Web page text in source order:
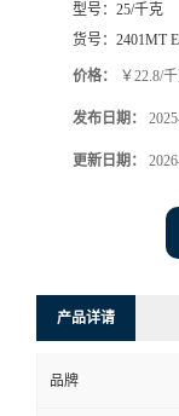
型号： 25/千克
货号： 2401MT
价格： ￥22.8/
发布日期：
更新日期：
产品详请
品牌